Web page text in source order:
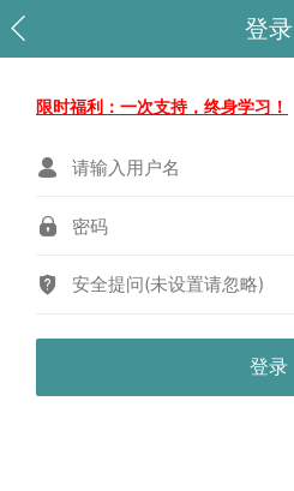
登录
限时福利：一次支持，终身学习！
安全提问(未设置请忽略)
登录